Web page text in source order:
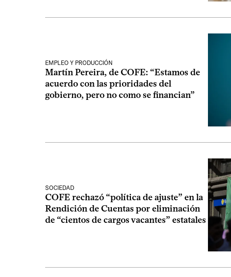
EMPLEO Y PRODUCCIÓN
Martín Pereira, de COFE: “Estamos de
acuerdo con las prioridades del
gobierno, pero no como se financian”
SOCIEDAD
COFE rechazó “política de ajuste” en la
Rendición de Cuentas por eliminación
de “cientos de cargos vacantes” estatales